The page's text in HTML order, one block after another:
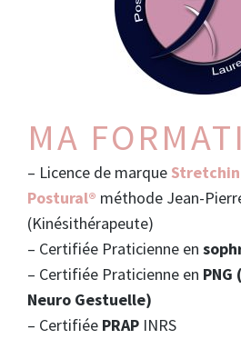
MA
– Licence de marque
Postural® méthode Jean-
(Kinésithérapeute)
– Certifiée Praticienne en
– Certifiée Praticienne en
Neuro Gestuelle)
– Certifiée PRAP INRS